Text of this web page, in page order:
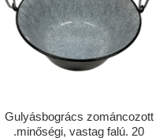
Gulyásbogrács zománcozott
.minőségi, vastag falú. 20